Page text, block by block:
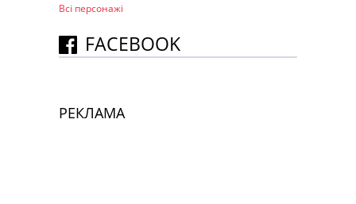
Всі персонажi
FACEBOOK
РЕКЛАМА